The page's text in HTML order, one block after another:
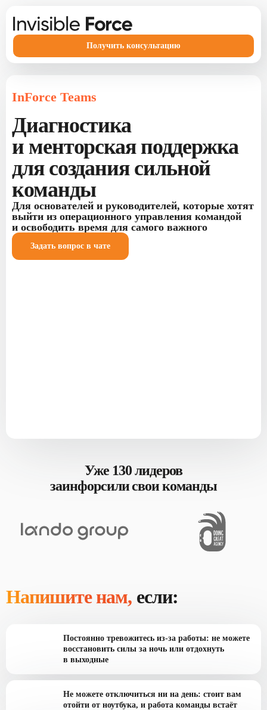
Получить консультацию
InForce Teams
Диагностика
и менторская поддержка
для создания сильной
команды
Для основателей и руководителей, которые хотят
выйти из операционного управления командой
и освободить время для самого важного
Задать вопрос в чате
Уже 130 лидеров
заинфорсили свои команды
Напишите нам, если:
Постоянно тревожитесь из-за работы: не можете
восстановить силы за ночь или отдохнуть
в выходные
Не можете отключиться ни на день: стоит вам
отойти от ноутбука, и работа команды встаёт